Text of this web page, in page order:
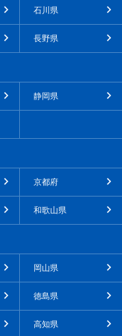
石川県
長野県
静岡県
京都府
和歌山県
岡山県
徳島県
高知県